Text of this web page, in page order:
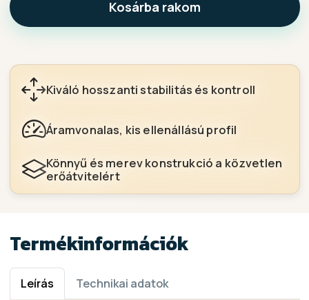
Kosárba rakom
Kiváló hosszanti stabilitás és kontroll
Áramvonalas, kis ellenállású profil
Könnyű és merev konstrukció a közvetlen
erőátvitelért
Termékinformációk
Leírás Technikai adatok